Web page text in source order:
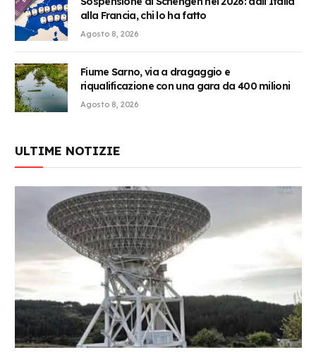
alla Francia, chi lo ha fatto
Agosto 8, 2026
Fiume Sarno, via a dragaggio e
riqualificazione con una gara da 400 milioni
Agosto 8, 2026
ULTIME NOTIZIE